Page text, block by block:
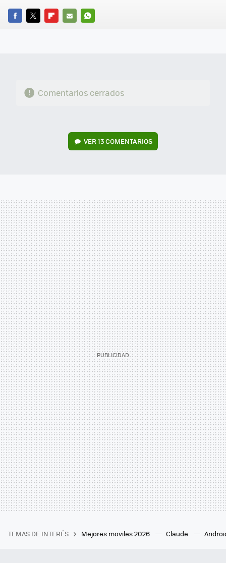
FACEBOOK
TWITTERFLIPBOARD
E-
WHATSAPP
Comentarios cerrados
VER13 COMENTARIOS
TEMAS DE INTERÉS Mejores moviles 2026 Claude